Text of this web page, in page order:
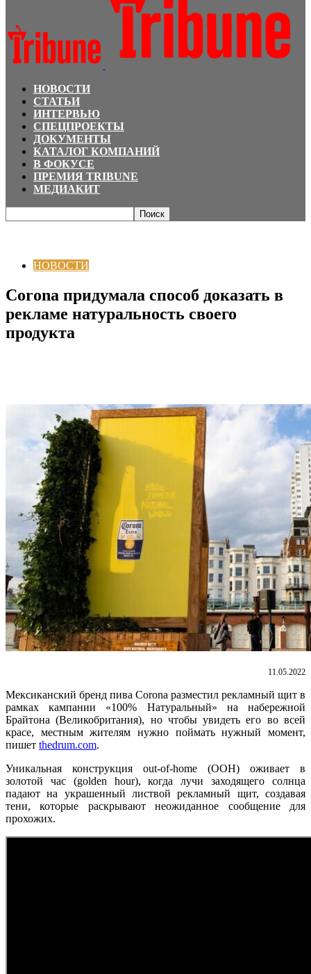
НОВОСТИ
СТАТЬИ
ИНТЕРВЬЮ
СПЕЦПРОЕКТЫ
ДОКУМЕНТЫ
КАТАЛОГ КОМПАНИЙ
В ФОКУСЕ
ПРЕМИЯ TRIBUNE
МЕДИАКИТ
НОВОСТИ
Corona придумала способ доказать в
рекламе натуральность своего
продукта
11.05.2022
Мексиканский бренд пива Corona разместил рекламный щит в
рамках кампании «100% Натуральный» на набережной
Брайтона (Великобритания), но чтобы увидеть его во всей
красе, местным жителям нужно поймать нужный момент,
пишет thedrum.com.
Уникальная конструкция out-of-home (OOH) оживает в
золотой час (golden hour), когда лучи заходящего солнца
падают на украшенный листвой рекламный щит, создавая
тени, которые раскрывают неожиданное сообщение для
прохожих.